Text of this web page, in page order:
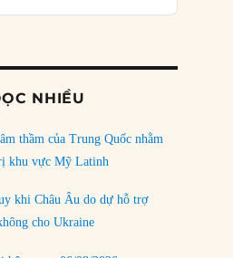
bại: Các quỹ đầu tư mạo
thúc Chiến tranh Iran?
của Bắc Kinh ở Biển Đông
NHIỀU
thầm của Trung Quốc nhằm
khu vực Mỹ Latinh
khi Châu Âu do dự hỗ trợ
cho Ukraine